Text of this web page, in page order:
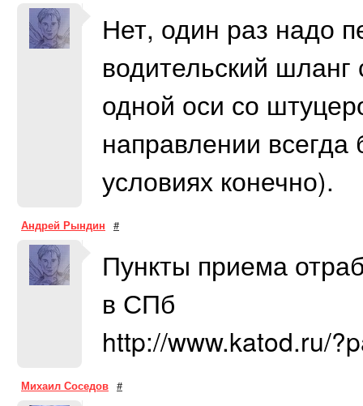
Нет, один раз надо
водительский
одной оси со
направлении
условиях конечно).
Андрей Рындин #
Пункты приема
в СПб
http://www.katod.ru/
Михаил Соседов #